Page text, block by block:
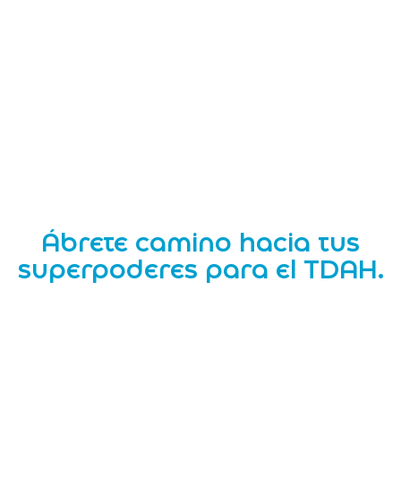
Ábrete camino hacia tus
superpoderes para el TDAH.